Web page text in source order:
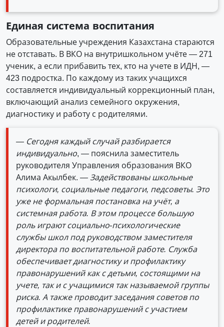
Единая система воспитания
Образовательные учреждения Казахстана стараются
не отставать. В ВКО на внутришкольном учёте — 271
ученик, а если прибавить тех, кто на учете в ИДН, —
423 подростка. По каждому из таких учащихся
составляется индивидуальный коррекционный план,
включающий анализ семейного окружения,
диагностику и работу с родителями.
— Сегодня каждый случай разбирается
индивидуально, — пояснила заместитель
руководителя Управления образования ВКО
Алима Акылбек. — Задействованы школьные
психологи, социальные педагоги, педсоветы. Это
уже не формальная постановка на учёт, а
системная работа. В этом процессе большую
роль играют социально-психологические
службы школ под руководством заместителя
директора по воспитательной работе. Служба
обеспечивает диагностику и профилактику
правонарушений как с детьми, состоящими на
учете, так и с учащимися так называемой группы
риска. А также проводит заседания советов по
профилактике правонарушений с участием
детей и родителей.